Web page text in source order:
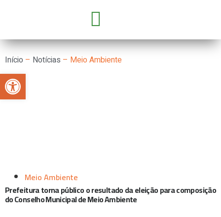
Início – Notícias – Meio Ambiente
Meio Ambiente
Prefeitura torna público o resultado da eleição para composição
do Conselho Municipal de Meio Ambiente
Abrir a barra de ferramentas